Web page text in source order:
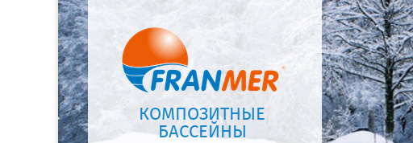
КОМПОЗИТНЫЕ
БАССЕЙНЫ